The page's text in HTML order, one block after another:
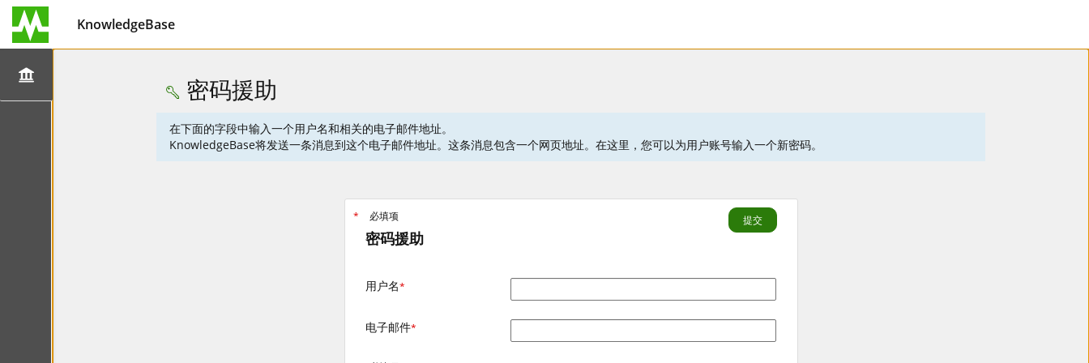
KnowledgeBase
密码援助
在下面的字段中输入一个用户名和相关的电子邮件地址。
KnowledgeBase将发送一条消息到这个电子邮件地址。这条消息包含一个网页地址。在这里，您可以为用户账号输入一个新密码。
提交
* 必填项
密码援助
用户名*
电子邮件*